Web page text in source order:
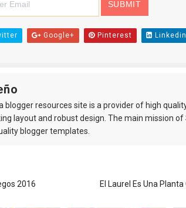
Google+ Pinterest Linkedin
blogger resources site is a provider of high
layout and robust design. The main mission
blogger templates.
2016 El Laurel Es Una